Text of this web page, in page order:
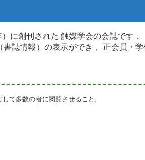
に創刊された 触媒学会の会誌です．
誌情報）の表示ができ， 正会員・
て多数の者に閲覧させること,